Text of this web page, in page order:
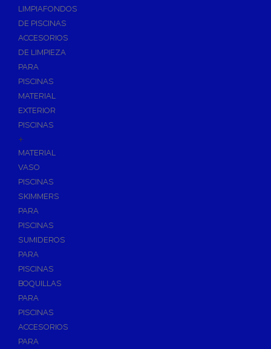
LIMPIAFONDOS
DE PISCINAS
ACCESORIOS
DE LIMPIEZA
PARA
PISCINAS
MATERIAL
EXTERIOR
PISCINAS
+
MATERIAL
VASO
PISCINAS
SKIMMERS
PARA
PISCINAS
SUMIDEROS
PARA
PISCINAS
BOQUILLAS
PARA
PISCINAS
ACCESORIOS
PARA